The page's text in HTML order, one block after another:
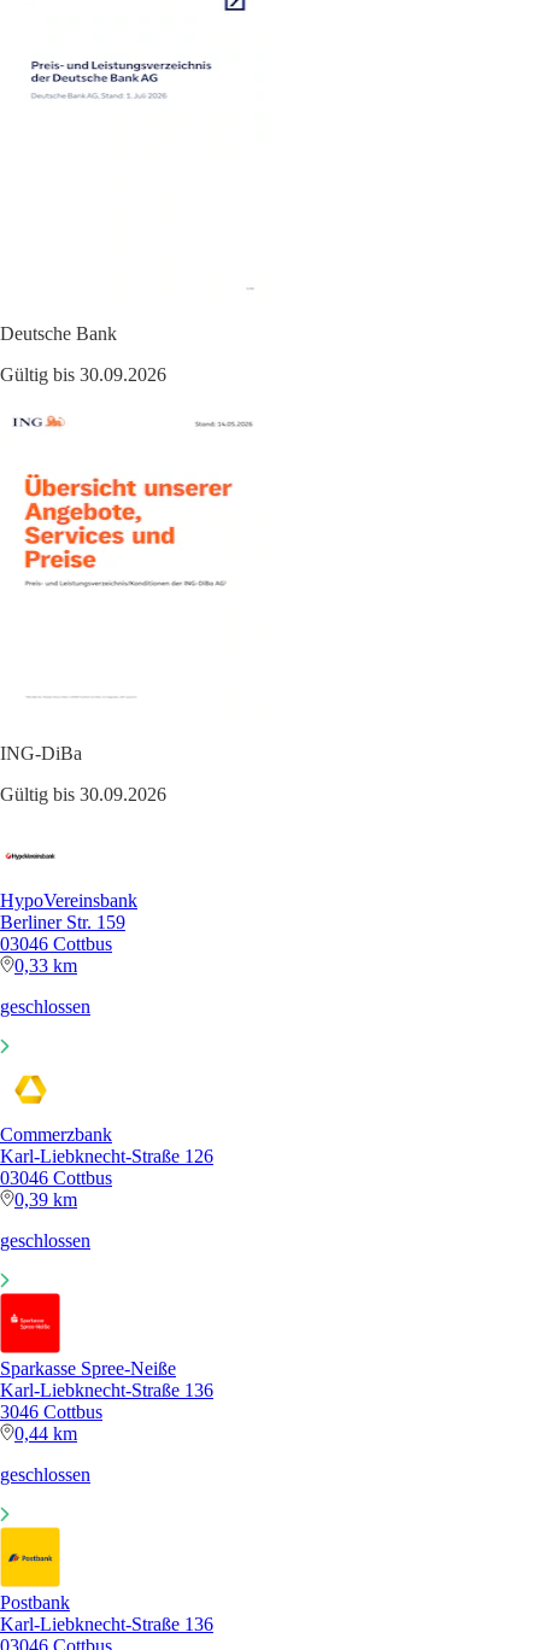
Deutsche Bank
Gültig bis 30.09.2026
ING-DiBa
Gültig bis 30.09.2026
HypoVereinsbank
Berliner Str. 159
03046 Cottbus
0,33 km
geschlossen
Commerzbank
Karl-Liebknecht-Straße 126
03046 Cottbus
0,39 km
geschlossen
Sparkasse Spree-Neiße
Karl-Liebknecht-Straße 136
3046 Cottbus
0,44 km
geschlossen
Postbank
Karl-Liebknecht-Straße 136
03046 Cottbus